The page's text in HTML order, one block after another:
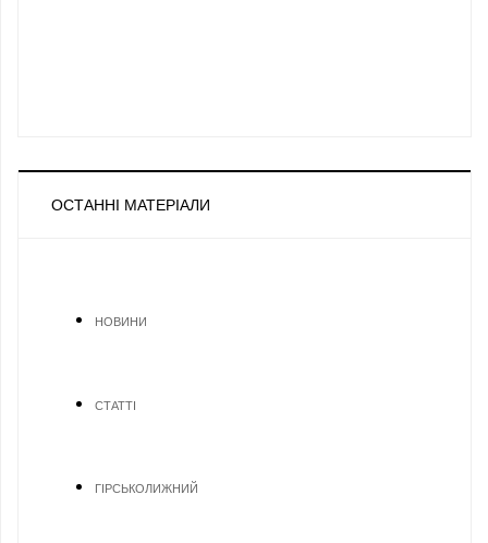
ОСТАННІ МАТЕРІАЛИ
НОВИНИ
СТАТТІ
ГІРСЬКОЛИЖНИЙ